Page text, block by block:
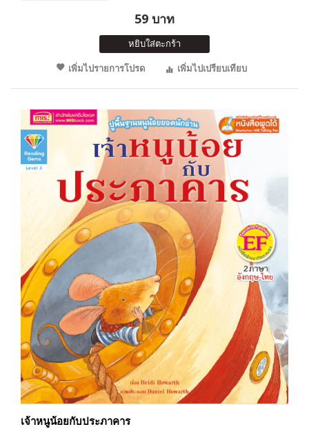
59 บาท
หยิบใส่ตะกร้า
เพิ่มไปรายการโปรด
เพิ่มไปเปรียบเทียบ
เจ้าหนูน้อยกับประภาคาร